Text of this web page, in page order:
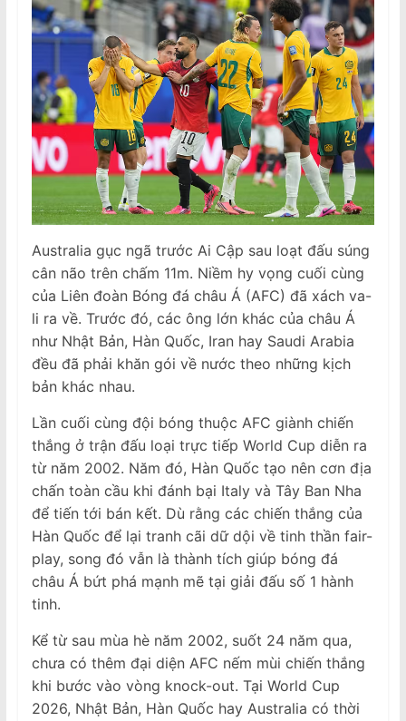
Australia gục ngã trước Ai Cập sau loạt đấu súng
cân não trên chấm 11m. Niềm hy vọng cuối cùng
của Liên đoàn Bóng đá châu Á (AFC) đã xách va-
li ra về. Trước đó, các ông lớn khác của châu Á
như Nhật Bản, Hàn Quốc, Iran hay Saudi Arabia
đều đã phải khăn gói về nước theo những kịch
bản khác nhau.
Lần cuối cùng đội bóng thuộc AFC giành chiến
thắng ở trận đấu loại trực tiếp World Cup diễn ra
từ năm 2002. Năm đó, Hàn Quốc tạo nên cơn địa
chấn toàn cầu khi đánh bại Italy và Tây Ban Nha
để tiến tới bán kết. Dù rằng các chiến thắng của
Hàn Quốc để lại tranh cãi dữ dội về tinh thần fair-
play, song đó vẫn là thành tích giúp bóng đá
châu Á bứt phá mạnh mẽ tại giải đấu số 1 hành
tinh.
Kể từ sau mùa hè năm 2002, suốt 24 năm qua,
chưa có thêm đại diện AFC nếm mùi chiến thắng
khi bước vào vòng knock-out. Tại World Cup
2026, Nhật Bản, Hàn Quốc hay Australia có thời